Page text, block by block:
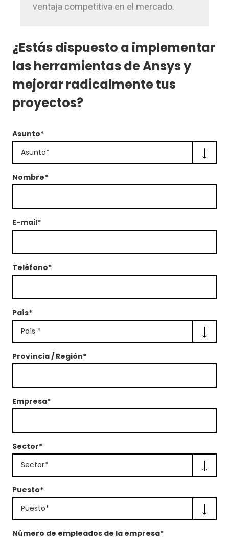
ventaja competitiva en el mercado.
¿Estás dispuesto a implementar
las herramientas de Ansys y
mejorar radicalmente tus
proyectos?
Asunto*
Asunto*
Nombre*
E-mail*
Teléfono*
País*
País *
Província / Región*
Empresa*
Sector*
Sector*
Puesto*
Puesto*
Número de empleados de la empresa*